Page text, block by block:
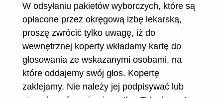
W odsyłaniu pakietów wyborczych, które są
opłacone przez okręgową izbę lekarską,
proszę zwrócić tylko uwagę, iż do
wewnętrznej koperty wkładamy kartę do
głosowania ze wskazanymi osobami, na
które oddajemy swój głos. Kopertę
zaklejamy. Nie należy jej podpisywać lub